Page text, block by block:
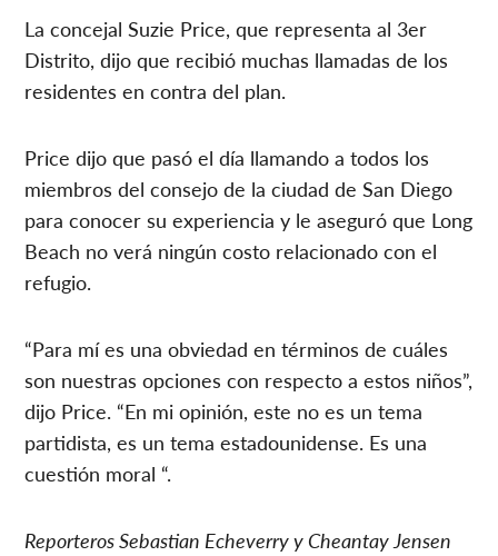
La concejal Suzie Price, que representa al 3er
Distrito, dijo que recibió muchas llamadas de los
residentes en contra del plan.
Price dijo que pasó el día llamando a todos los
miembros del consejo de la ciudad de San Diego
para conocer su experiencia y le aseguró que Long
Beach no verá ningún costo relacionado con el
refugio.
“Para mí es una obviedad en términos de cuáles
son nuestras opciones con respecto a estos niños”,
dijo Price. “En mi opinión, este no es un tema
partidista, es un tema estadounidense. Es una
cuestión moral “.
Reporteros Sebastian Echeverry y Cheantay Jensen